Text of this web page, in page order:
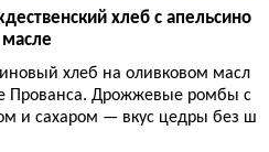
хлеб с апельсино
хлеб на оливковом масл
Прованса. Дрожжевые ромбы с
и сахаром — вкус цедры без ш